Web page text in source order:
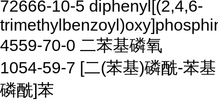
72666-10-5 diphenyl[(2,4,6-
4559-70-0 二苯基磷氧
1054-59-7 [二(苯基)磷酰-苯基
磷酰]苯